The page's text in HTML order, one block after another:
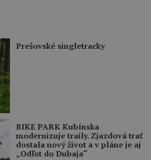
Prešovské singletracky
BIKE PARK Kubínska
modernizuje traily. Zjazdová trať
dostala nový život a v pláne je aj
„Odľot do Dubaja“